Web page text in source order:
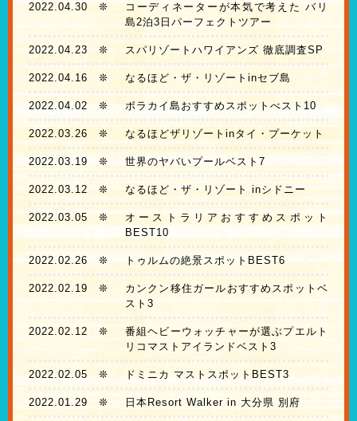
2022.04.30 ❊
コーディネーターが本気で考えた バリ
島2泊3日パーフェクトツアー
2022.04.23 ❊ スパリゾートハワイアンズ 徹底調査SP
2022.04.16 ❊ なるほど・ザ・リゾートinセブ島
2022.04.02 ❊ ボラカイ島おすすめスポットべスト10
2022.03.26 ❊ なるほどザリゾートinタイ・プーケット
2022.03.19 ❊ 世界のヤバいプールベスト7
2022.03.12❊ なるほど・ザ・リゾート inシドニー
2022.03.05 ❊
オーストラリアおすすめスポット
BEST10
2022.02.26 ❊ トゥルムの絶景スポットBEST6
2022.02.19 ❊
カンクン移住ガールおすすめスポットベ
スト3
2022.02.12 ❊
番組ヘビーウォッチャーが選ぶプエルト
リコマストアイランドベスト3
2022.02.05 ❊ ドミニカ マストスポットBEST3
2022.01.29 ❊ 日本Resort Walker in 大分県 別府